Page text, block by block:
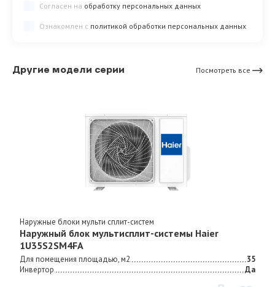
Согласен на обработку персональных данных
Ознакомлен с политикой обработки персональных данных
Другие модели серии Посмотреть все
Наружные блоки мульти сплит-систем
Наружный блок мультисплит-системы Haier
1U35S2SM4FA
Для помещения площадью, м2
35
Инвертор
Да